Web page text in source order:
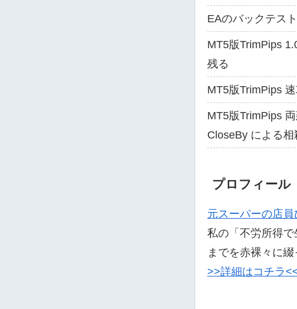
EAのバックテス
MT5版TrimPips
残る
MT5版TrimPips
MT5版TrimPips
CloseBy による
プロフィール
元スーパーの店員
私の「不労所得で
までを赤裸々に綴
>>詳細はコチラ